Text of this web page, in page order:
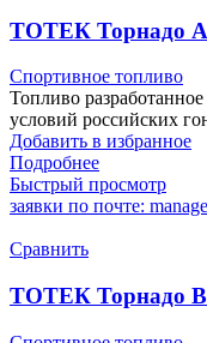
ТОТЕК Торнадо
Спортивное топливо
Топливо
условий российских
Добавить в избранное
Подробнее
Быстрый просмотр
заявки по почте:
Сравнить
ТОТЕК Торнадо